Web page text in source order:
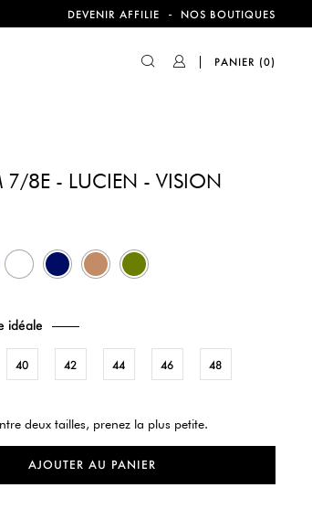
DEVENIR AFFILIE - NOS BOUTIQUES
PANIER (0)
7/8E - LUCIEN - VISION
8 43 88 590
idéale
40 42 44 46 48
deux tailles, prenez la plus petite.
AJOUTER AU PANIER